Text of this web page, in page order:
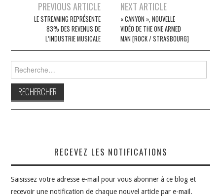
NavigationPREVIOUS ARTICLE
LE STREAMING REPRÉSENTE
83% DES REVENUS DE
L’INDUSTRIE MUSICALE
NEXT ARTICLE
« CANYON », NOUVELLE
VIDÉO DE THE ONE ARMED
MAN [ROCK / STRASBOURG]
RECEVEZ LES NOTIFICATIONS
Saisissez votre adresse e-mail pour vous abonner à ce blog et
recevoir une notification de chaque nouvel article par e-mail.